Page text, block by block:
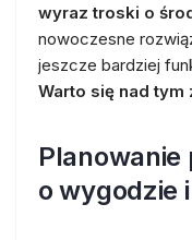
wyraz troski o
nowoczesne
jeszcze bardziej
Warto się nad tym
o wygodzie